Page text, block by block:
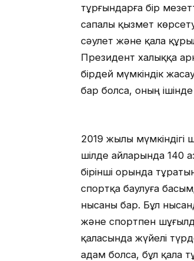
тұрғындарға бір
сапалы қызмет
сәулет және қала
Президент халыққа
бірдей мүмкіндік
бар болса, оның
2019 жылы мүмкіндігі
шілде айларында 140
бірінші орында
спортқа баулуға
нысаны бар. Бұл
және спортпен
қаласында жүйелі
адам болса, бұл қала